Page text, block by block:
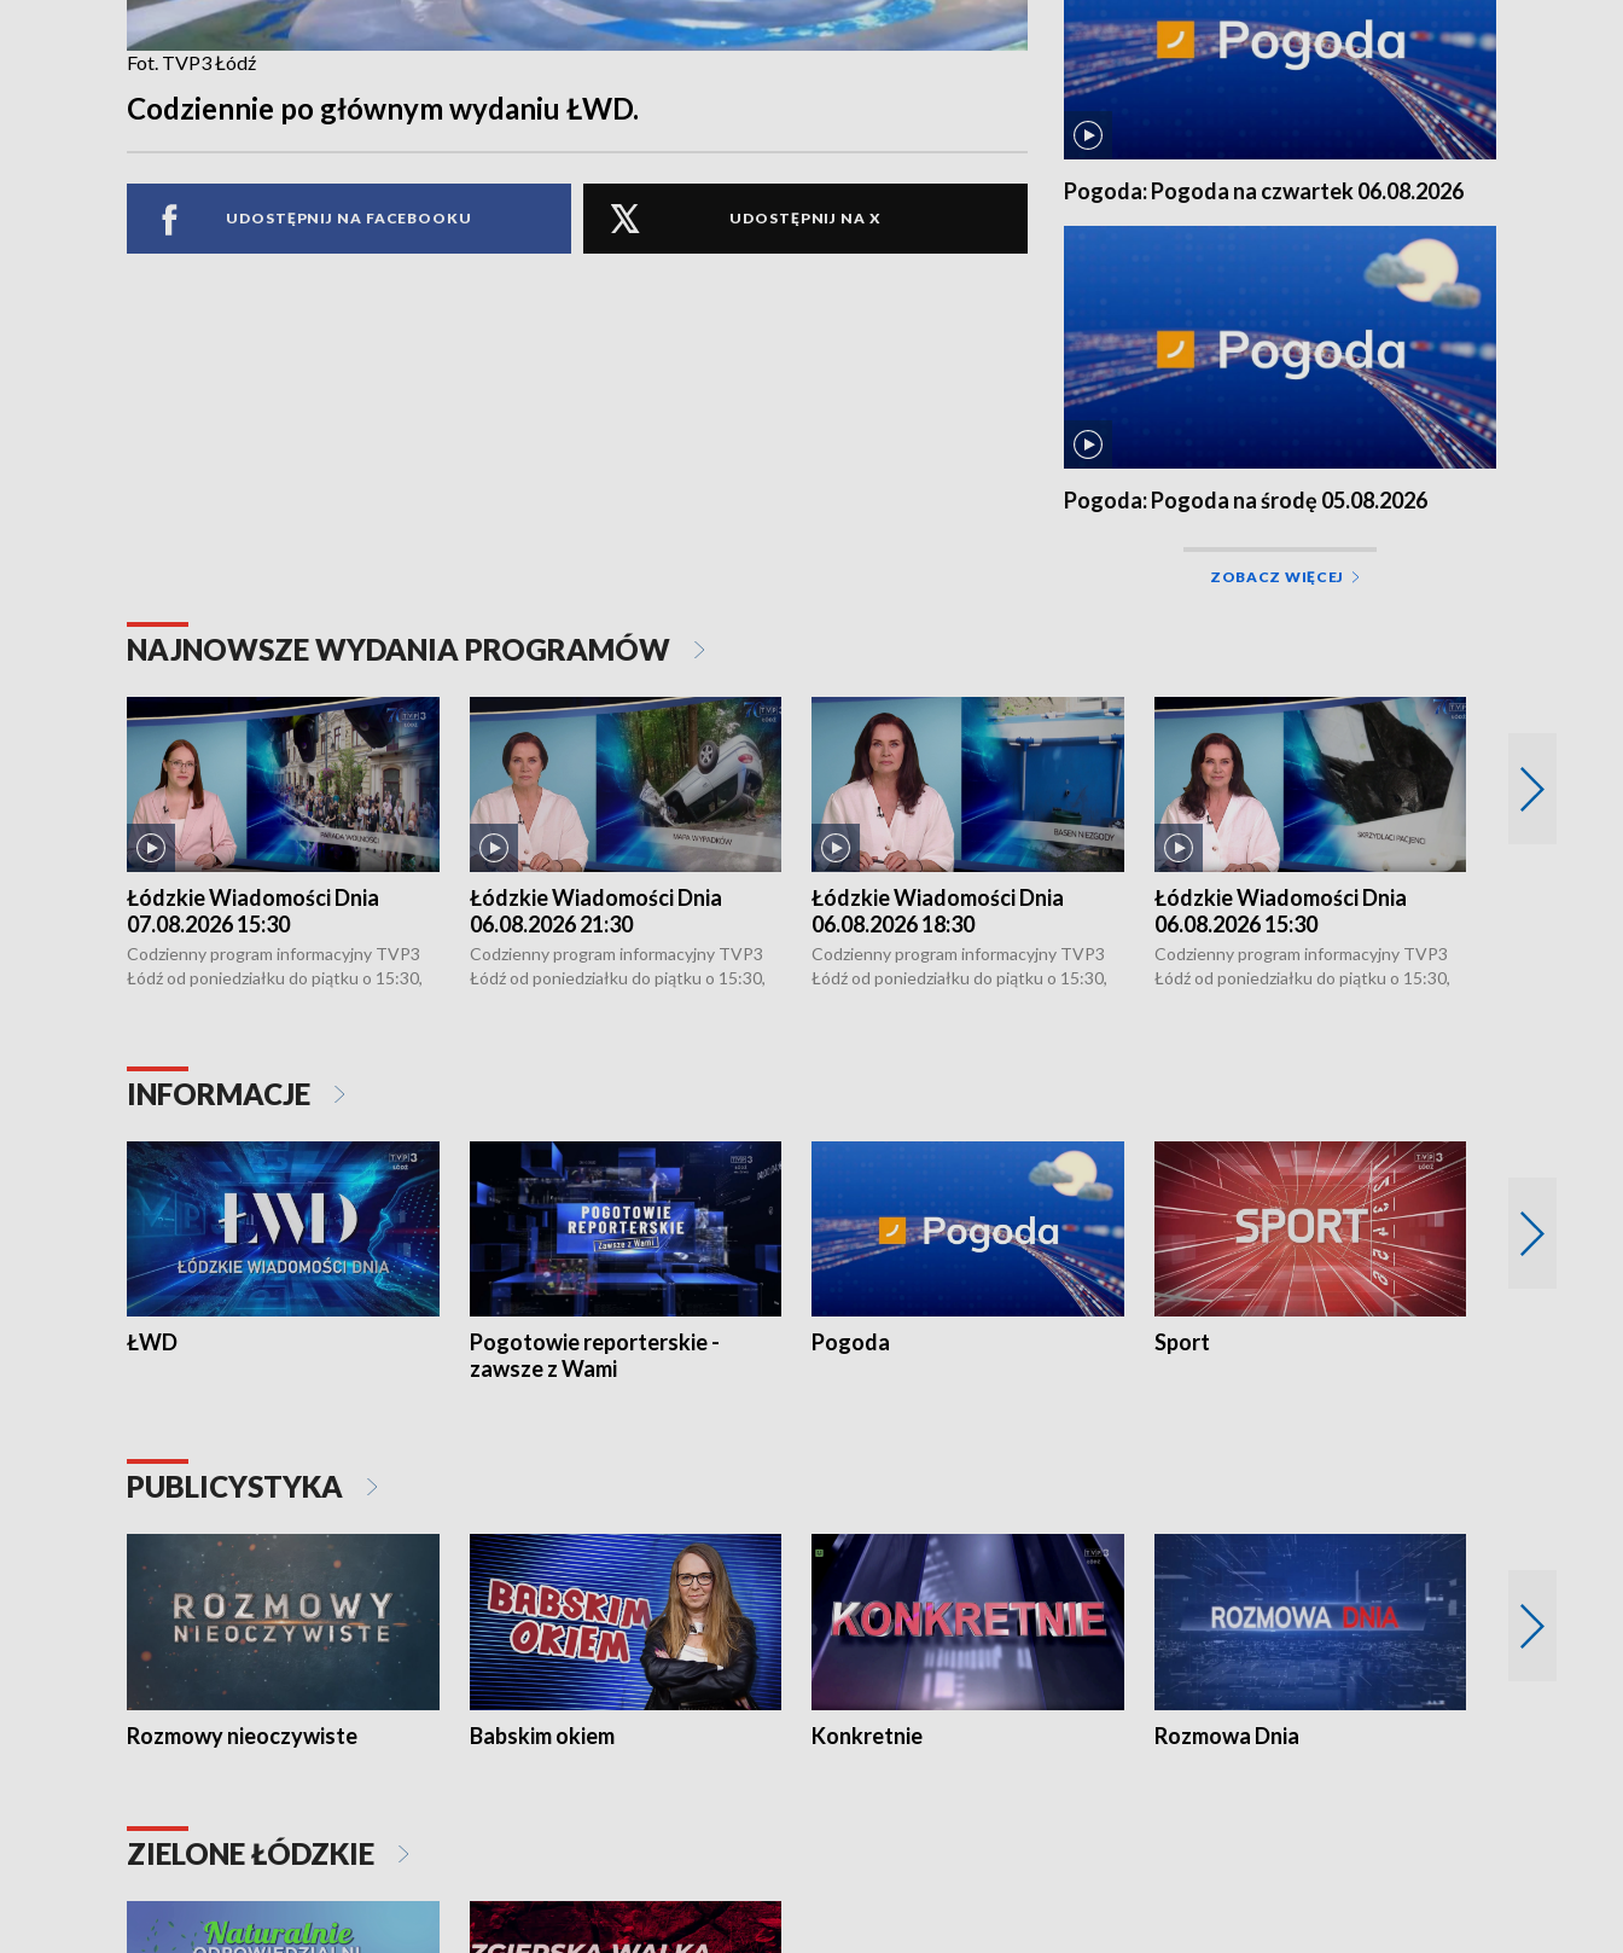
Fot. TVP3 Łódź
Codziennie po głównym wydaniu ŁWD.
UDOSTĘPNIJ NA FACEBOOKU UDOSTĘPNIJ NA X
Pogoda: Pogoda na czwartek 06.08.2026
Pogoda: Pogoda na środę 05.08.2026
ZOBACZ WIĘCEJ
NAJNOWSZE WYDANIA PROGRAMÓW
Łódzkie Wiadomości Dnia
07.08.2026 15:30
Codzienny program informacyjny TVP3
Łódź od poniedziałku do piątku o 15:30,
Łódzkie Wiadomości Dnia
06.08.2026 21:30
Codzienny program informacyjny TVP3
Łódź od poniedziałku do piątku o 15:30,
Łódzkie Wiadomości Dnia
06.08.2026 18:30
Codzienny program informacyjny TVP3
Łódź od poniedziałku do piątku o 15:30,
Łódzkie Wiadomości Dnia
06.08.2026 15:30
Codzienny program informacyjny TVP3
Łódź od poniedziałku do piątku o 15:30,
INFORMACJE
ŁWD
Pogotowie reporterskie -
zawsze z Wami
Pogoda Sport
PUBLICYSTYKA
Rozmowy nieoczywiste Babskim okiem Konkretnie Rozmowa Dnia
ZIELONE ŁÓDZKIE